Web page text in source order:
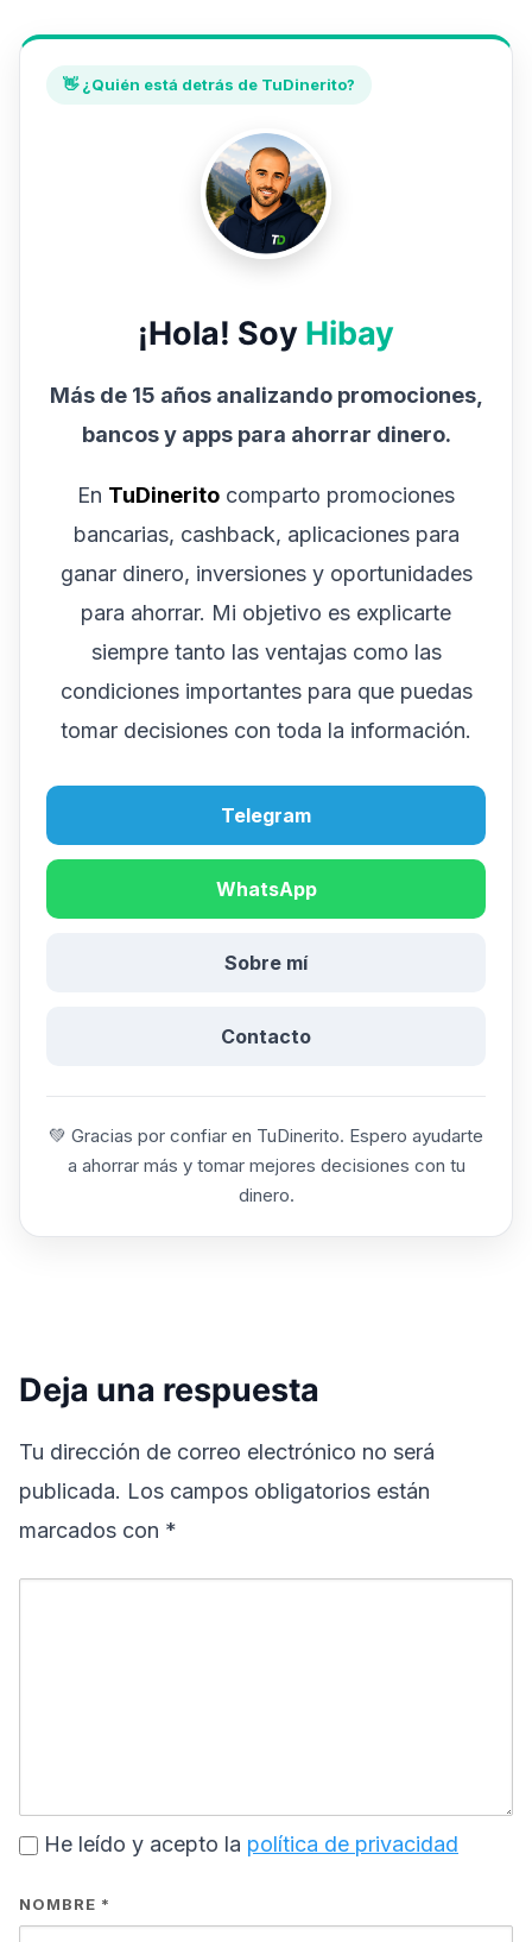
👋 ¿Quién está detrás de TuDinerito?
¡Hola! Soy Hibay
Más de 15 años analizando promociones,
bancos y apps para ahorrar dinero.
En TuDinerito comparto promociones
bancarias, cashback, aplicaciones para
ganar dinero, inversiones y oportunidades
para ahorrar. Mi objetivo es explicarte
siempre tanto las ventajas como las
condiciones importantes para que puedas
tomar decisiones con toda la información.
Telegram
WhatsApp
Sobre mí
Contacto
💚 Gracias por confiar en TuDinerito. Espero ayudarte
a ahorrar más y tomar mejores decisiones con tu
dinero.
Deja una respuesta
Tu dirección de correo electrónico no será
publicada. Los campos obligatorios están
marcados con *
He leído y acepto la política de privacidad
NOMBRE *